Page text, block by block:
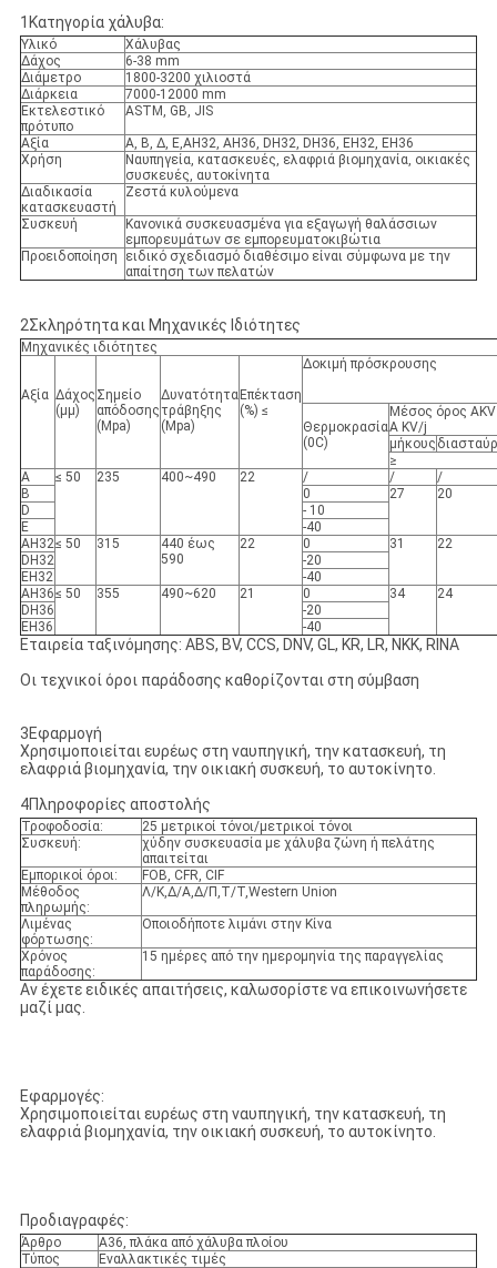
1Κατηγορία χάλυβα:
Υλικό
Χάλυβας
Δάχος
6-38 mm
Διάμετρο
1800-3200 χιλιοστά
Διάρκεια
7000-12000 mm
Εκτελεστικό
πρότυπο
ASTM, GB, JIS
Αξία
Α, Β, Δ, Ε,AH32, AH36, DH32, DH36, EH32, EH36
Χρήση
Ναυπηγεία, κατασκευές, ελαφριά βιομηχανία, οικιακές
συσκευές, αυτοκίνητα
Διαδικασία
κατασκευαστή
Ζεστά κυλούμενα
Συσκευή
Κανονικά συσκευασμένα για εξαγωγή θαλάσσιων
εμπορευμάτων σε εμπορευματοκιβώτια
Προειδοποίηση
ειδικό σχεδιασμό διαθέσιμο είναι σύμφωνα με την
απαίτηση των πελατών
2Σκληρότητα και Μηχανικές Ιδιότητες
Μηχανικές ιδιότητες
Αξία Δάχος
(μμ)
Σημείο
απόδοσης
(Mpa)
Δυνατότητα
τράβηξης
(Mpa)
Επέκταση
(%) ≤
Δοκιμή πρόσκρουσης
Θερμοκρασία
(0C)
Μέσος όρος AKV
Α KV/j
μήκους
≥
Α
≤ 50 235 400~490 22 / /
/
Β
0 27
20
D
- 10
Ε
-40
AH32≤ 50 315
440 έως
590
22 0 31
22
DH32
-20
EH32
-40
AH36≤ 50 355 490~620 21 0 34
24
DH36
-20
EH36
-40
Εταιρεία ταξινόμησης: ABS, BV, CCS, DNV, GL, KR, LR, NKK, RINA
Οι τεχνικοί όροι παράδοσης καθορίζονται στη σύμβαση
3Εφαρμογή
Χρησιμοποιείται ευρέως στη ναυπηγική, την κατασκευή, τη
ελαφριά βιομηχανία, την οικιακή συσκευή, το αυτοκίνητο.
4Πληροφορίες αποστολής
Τροφοδοσία:
25 μετρικοί τόνοι/μετρικοί τόνοι
Συσκευή:
χύδην συσκευασία με χάλυβα ζώνη ή πελάτης
απαιτείται
Εμπορικοί όροι:
FOB, CFR, CIF
Μέθοδος
πληρωμής:
Λ/Κ,Δ/Α,Δ/Π,Τ/Τ,Western Union
Λιμένας
φόρτωσης:
Οποιοδήποτε λιμάνι στην Κίνα
Χρόνος
παράδοσης:
15 ημέρες από την ημερομηνία της παραγγελίας
Αν έχετε ειδικές απαιτήσεις, καλωσορίστε να επικοινωνήσετε
μαζί μας.
Εφαρμογές:
Χρησιμοποιείται ευρέως στη ναυπηγική, την κατασκευή, τη
ελαφριά βιομηχανία, την οικιακή συσκευή, το αυτοκίνητο.
Προδιαγραφές:
Άρθρο
Α36, πλάκα από χάλυβα πλοίου
Τύπος
Εναλλακτικές τιμές